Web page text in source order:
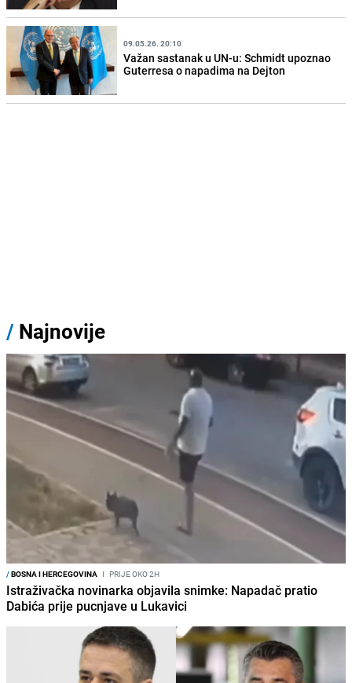
09.05.26. 20:10
Važan sastanak u UN-u: Schmidt upoznao
Guterresa o napadima na Dejton
/ Najnovije
/BOSNA I HERCEGOVINA I PRIJE OKO 2H
Istraživačka novinarka objavila snimke: Napadač pratio
Dabića prije pucnjave u Lukavici